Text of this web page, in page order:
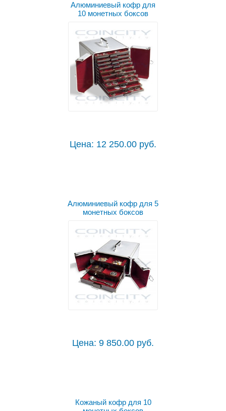
Алюминиевый кофр для
10 монетных боксов
Цена: 12 250.00 руб.
Алюминиевый кофр для 5
монетных боксов
Цена: 9 850.00 руб.
Кожаный кофр для 10